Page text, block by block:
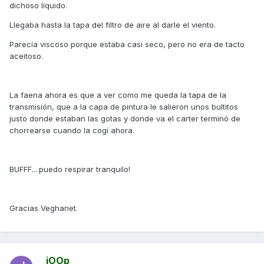
dichoso líquido.
Llegaba hasta la tapa del filtro de aire al darle el viento.
Parecía viscoso porque estaba casi seco, pero no era de tacto
aceitoso.
La faena ahora es que a ver como me queda la tapa de la
transmisión, que a la capa de pintura le salieron unos bultitos
justo donde estaban las gotas y donde va el carter terminó de
chorrearse cuando la cogí ahora.
BUFFF....puedo respirar tranquilo!
Gracias Veghanet.
_jOOp_